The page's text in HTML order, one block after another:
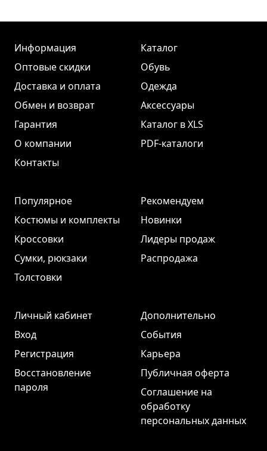
Информация
Оптовые скидки
Доставка и оплата
Обмен и возврат
Гарантия
О компании
Контакты
Каталог
Обувь
Одежда
Аксессуары
Каталог в XLS
PDF-каталоги
Популярное
Костюмы и комплекты
Кроссовки
Сумки, рюкзаки
Толстовки
Рекомендуем
Новинки
Лидеры продаж
Распродажа
Личный кабинет
Вход
Регистрация
Восстановление
пароля
Дополнительно
События
Карьера
Публичная оферта
Соглашение на
обработку
персональных данных